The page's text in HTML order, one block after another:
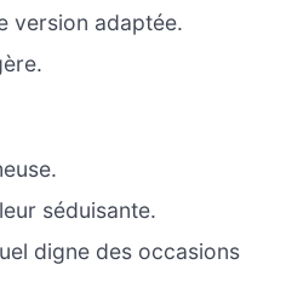
version adaptée.
séduisante.
digne des occasions